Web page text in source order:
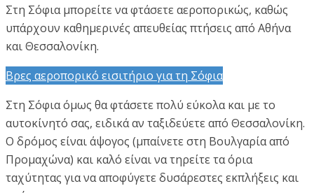
Στη Σόφια μπορείτε να φτάσετε αεροπορικώς, καθώς
υπάρχουν καθημερινές απευθείας πτήσεις από Αθήνα
και Θεσσαλονίκη.
Βρες αεροπορικό εισιτήριο για τη Σόφια
Στη Σόφια όμως θα φτάσετε πολύ εύκολα και με το
αυτοκίνητό σας, ειδικά αν ταξιδεύετε από Θεσσαλονίκη.
Ο δρόμος είναι άψογος (μπαίνετε στη Βουλγαρία από
Προμαχώνα) και καλό είναι να τηρείτε τα όρια
ταχύτητας για να αποφύγετε δυσάρεστες εκπλήξεις και